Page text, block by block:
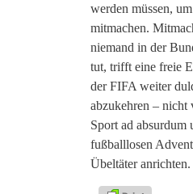
werden müssen,
mitmachen.
niemand in der
tut, trifft eine freie
der FIFA weiter
abzukehren – nicht
Sport ad absurdum
fußballlosen
Übeltäter